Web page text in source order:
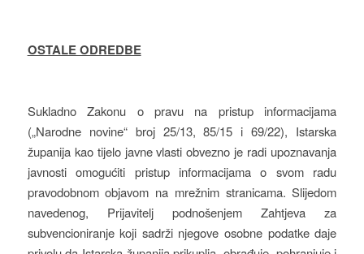
OSTALE ODREDBE
Sukladno Zakonu o pravu na pristup informacijama
(„Narodne novine“ broj 25/13, 85/15 i 69/22), Istarska
županija kao tijelo javne vlasti obvezno je radi upoznavanja
javnosti omogućiti pristup informacijama o svom radu
pravodobnom objavom na mrežnim stranicama. Slijedom
navedenog, Prijavitelj podnošenjem Zahtjeva za
subvencioniranje koji sadrži njegove osobne podatke daje